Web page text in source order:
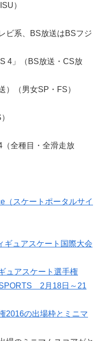
）
ビ系、BS放送はBSフジ
4」（BS放送・CS放
）（男女SP・FS）
）
全種目・全滑走放
（スケートポータルサイ
ギュアスケート国際大会
ュアスケート選手権
2月18日～21
2016の出場枠とミニマ